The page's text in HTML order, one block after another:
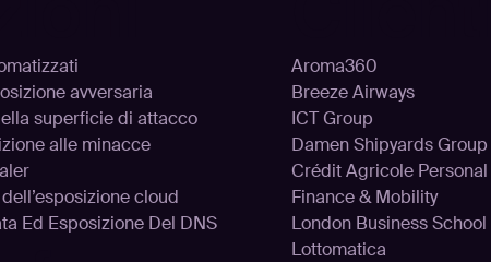
avversaria
superficie di attacco
alle minacce
cloud
Ed Esposizione Del DNS
Aroma360
Breeze Airways
ICT Group
Damen Shipyards Group
Crédit Agricole Personal
Finance & Mobility
London Business School
Lottomatica